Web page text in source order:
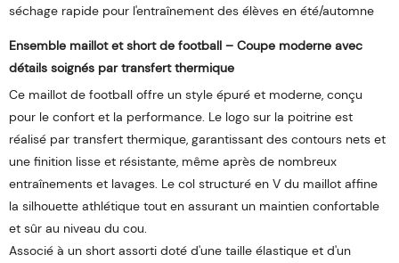
séchage rapide pour l'entraînement des élèves en été/automne
Ensemble maillot et short de football – Coupe moderne avec
détails soignés par transfert thermique
Ce maillot de football offre un style épuré et moderne, conçu
pour le confort et la performance. Le logo sur la poitrine est
réalisé par transfert thermique, garantissant des contours nets et
une finition lisse et résistante, même après de nombreux
entraînements et lavages. Le col structuré en V du maillot affine
la silhouette athlétique tout en assurant un maintien confortable
et sûr au niveau du cou.
Associé à un short assorti doté d'une taille élastique et d'un